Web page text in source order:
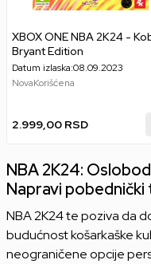
XBOX ONE NBA 2K24 -
Bryant Edition
Datum izlaska:08.09.2023
NovaKorišćena
2.999,00 RSD
NBA 2K24:
Napravi pobednički
NBA 2K24 te poziva da
budućnost košarkaške
neograničene opcije